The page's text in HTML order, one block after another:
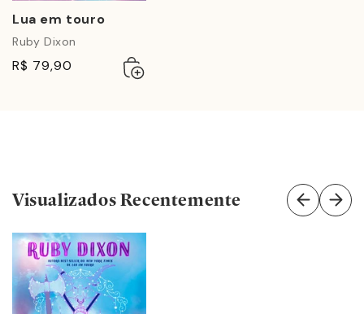
Lua em touro
Ruby Dixon
R$ 79,90
Adicionar
ao
Esgotado
Visualizados Recentemente